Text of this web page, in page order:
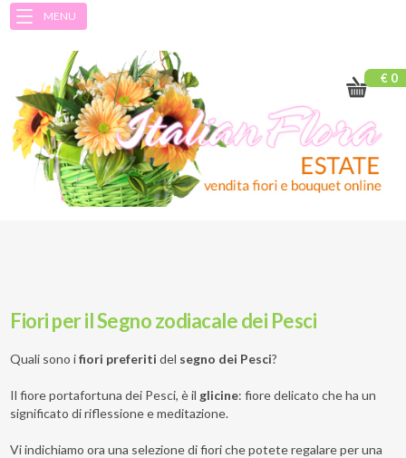
MENU
€ 0
Fiori per il Segno zodiacale dei Pesci
Quali sono ifiori preferitidel segno dei Pesci?
Il fiore portafortuna dei Pesci, è il glicine: fiore delicato che ha un
significato di riflessione e meditazione.
Vi indichiamo ora una selezione di fiori che potete regalare per una